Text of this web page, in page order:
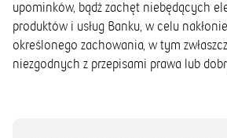
upominków, bądź zachęt niebędących
produktów i usług Banku, w celu
określonego zachowania, w tym
niezgodnych z przepisami prawa lub